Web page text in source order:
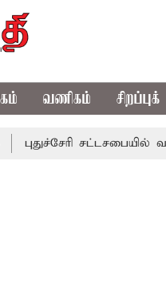
வணிகம்
சட்டசபையில் வரும்